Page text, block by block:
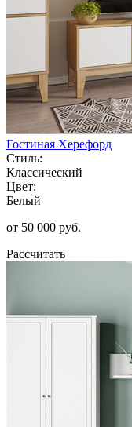
Гостиная Херефорд
Стиль:
Классический
Цвет:
Белый
от 50 000 руб.
Рассчитать